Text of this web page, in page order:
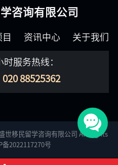
咨询有限公司
资讯中心 关于我们
时服务热线：
020 88525362
世移民留学咨询有限公司 All Rights
备2022117270号